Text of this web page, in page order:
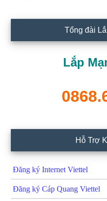
Tổng đài
Lắp
Hỗ Trợ
Đăng ký Internet Viettel
Đăng ký Cáp Quang Viettel